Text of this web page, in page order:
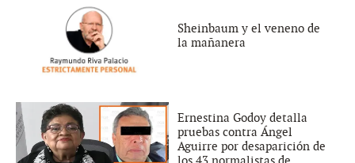
Sheinbaum y el veneno de
la mañanera
Ernestina Godoy detalla
pruebas contra Ángel
Aguirre por desaparición de